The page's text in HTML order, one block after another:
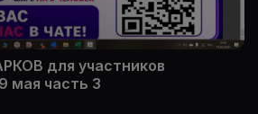
для участников
мая часть 3